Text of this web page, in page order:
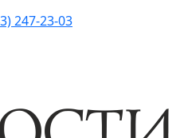
247-23-03